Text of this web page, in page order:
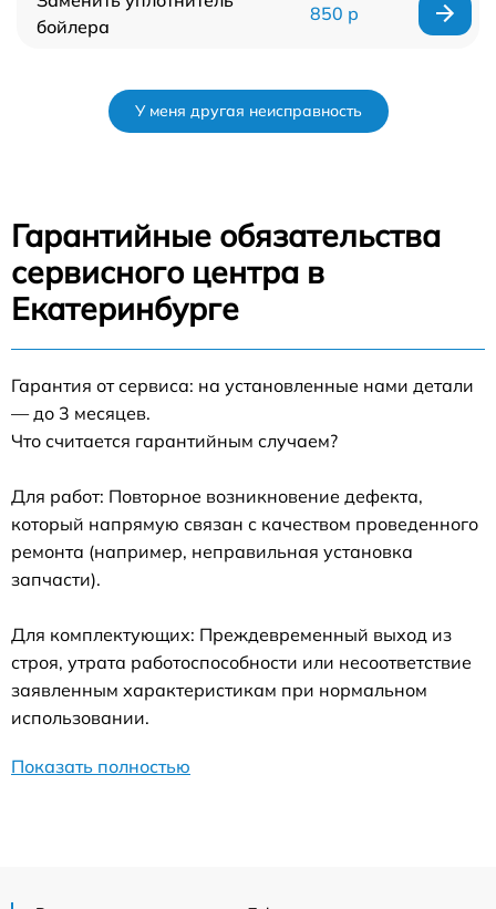
бойлера
850 р
У меня другая неисправность
Гарантийные обязательства
сервисного центра в
Екатеринбурге
Гарантия от сервиса: на установленные нами детали
— до 3 месяцев.
Что считается гарантийным случаем?
Для работ: Повторное возникновение дефекта,
который напрямую связан с качеством проведенного
ремонта (например, неправильная установка
запчасти).
Для комплектующих: Преждевременный выход из
строя, утрата работоспособности или несоответствие
заявленным характеристикам при нормальном
использовании.
Показать полностью